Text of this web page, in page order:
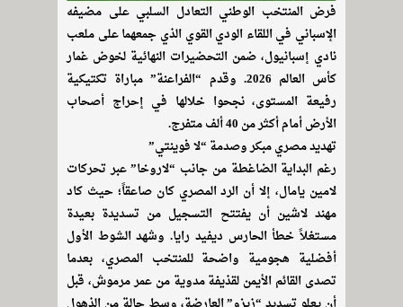
فرض المنتخب الوطني التعادل السلبي على مضيفه
الإسباني في اللقاء الودي القوي الذي جمعهما على ملعب
نادي إسبانيول، ضمن التحضيرات النهائية لخوض غمار
كأس العالم 2026. وقدم “الفراعنة” مباراة تكتيكية
رفيعة المستوى، نجحوا خلالها في إحراج أصحاب
الأرض أمام أكثر من 40 ألف متفرج.
تهديد مصري مبكر وصدمة “لا فوينتي”
رغم البداية الضاغطة من جانب “لاروخا” عبر تحركات
لامين يامال، إلا أن الرد المصري كان صاعقاً؛ حيث كاد
مهند لاشين أن يفتتح التسجيل من تسديدة بعيدة
مستغلاً خطأ الحارس ديفيد رايا. وشهد الشوط الأول
أفضلية هجومية واضحة للمنتخب المصري، بعدما
تصدى القائم الأيمن لقذيفة مدوية من عمر مرموش، قبل